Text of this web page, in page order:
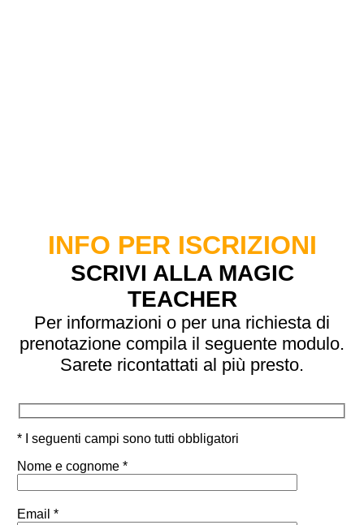
INFO PER ISCRIZIONI
SCRIVI ALLA MAGIC
TEACHER
Per informazioni o per una richiesta di
prenotazione compila il seguente modulo.
Sarete ricontattati al più presto.
* I seguenti campi sono tutti obbligatori
Nome e cognome *
Email *